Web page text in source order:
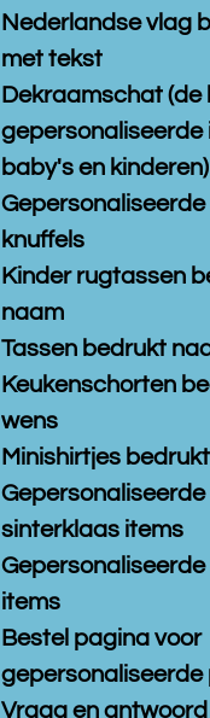
Nederlandse vlag
met tekst
Dekraamschat (de
gepersonaliseerde
baby's en kinderen)
knuffels
Kinder rugtassen
naam
Tassen bedrukt
Keukenschorten
wens
Minishirtjes
Gepersonaliseerde
sinterklaas items
Gepersonaliseerde
items
Bestel pagina voor
Vraag en antwoord